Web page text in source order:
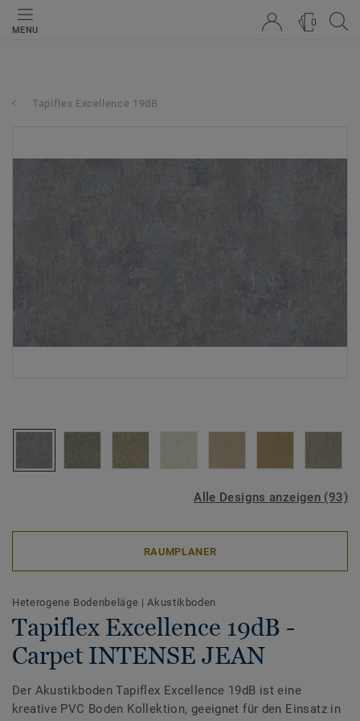
MENU
0
Tapiflex Excellence 19dB
Alle Designs anzeigen (93)
RAUMPLANER
Heterogene Bodenbeläge |Akustikboden
Tapiflex Excellence 19dB -
Carpet INTENSE JEAN
Der Akustikboden Tapiflex Excellence 19dB ist eine
kreative PVC Boden Kollektion, geeignet für den Einsatz in